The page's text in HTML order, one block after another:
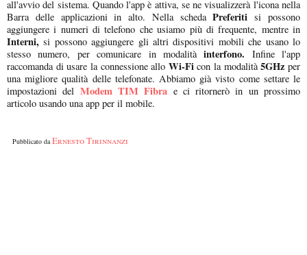
all'avvio del sistema. Quando l'app è attiva, se ne visualizzerà l'icona nella
Barra delle applicazioni in alto. Nella schedaPreferitisi possono
aggiungere i numeri di telefono che usiamo più di frequente, mentre in
Interni,si possono aggiungere gli altri dispositivi mobili che usano lo
stesso numero, per comunicare in modalitàinterfono. Infine l'app
raccomanda di usare la connessione allo Wi-Ficon la modalità5GHz per
una migliore qualità delle telefonate. Abbiamo già visto come settare le
impostazioni del Modem TIM Fibra e ci ritornerò in un prossimo
articolo usando una app per il mobile.
Pubblicato daErnesto Tirinnanzi